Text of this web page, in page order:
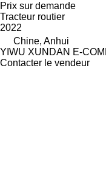
Prix sur demande
Tracteur routier
2022
Chine, Anhui
YIWU XUNDAN E-
Contacter le vendeur